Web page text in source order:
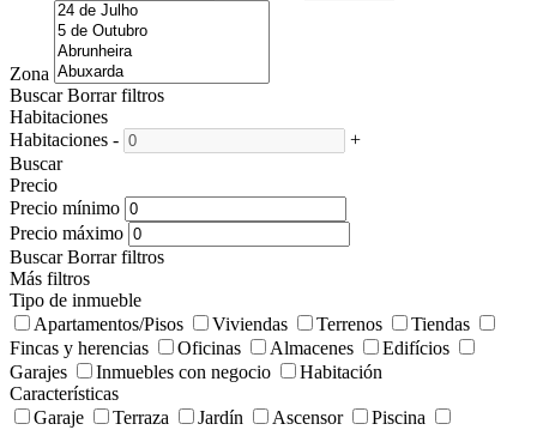
Zona
Buscar Borrar filtros
Habitaciones
Habitaciones -
+
Buscar
Precio
Precio mínimo
Precio máximo
Buscar Borrar filtros
Más filtros
Tipo de inmueble
Apartamentos/Pisos
Viviendas Terrenos
Tiendas
Fincas y herencias
Oficinas Almacenes
Edifícios
Garajes
Inmuebles con negocio
Habitación
Características
Garaje
Terraza Jardín Ascensor
Piscina